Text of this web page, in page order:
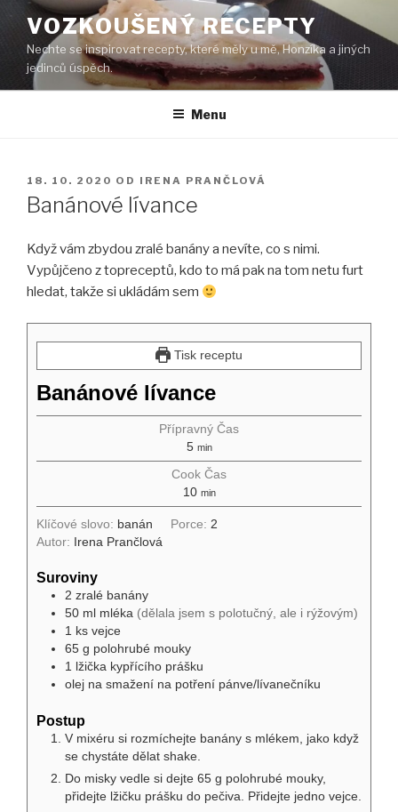
obsahu
webu
VOZKOUŠENÝ RECEPTY
Nechte se inspirovat recepty, které měly u mě, Honzíka a jiných
jedinců úspěch.
Menu
PUBLIKOVÁNO
18. 10. 2020 OD IRENA PRANČLOVÁ
Banánové lívance
Když vám zbydou zralé banány a nevíte, co s nimi.
Vypůjčeno z topreceptů, kdo to má pak na tom netu furt
hledat, takže si ukládám sem
Tisk receptu
Banánové lívance
Přípravný Čas
5 min
Cook Čas
10 min
Klíčové slovo: banán Porce: 2
Autor:
Irena Prančlová
Suroviny
2 zralé banány
50 ml mléka (dělala jsem s polotučný, ale i rýžovým)
1 ks vejce
65 g polohrubé mouky
1 lžička kypřícího prášku
olej na smažení na potření pánve/lívanečníku
Postup
V mixéru si rozmíchejte banány s mlékem, jako když
se chystáte dělat shake.
Do misky vedle si dejte 65 g polohrubé mouky,
přidejte lžičku prášku do pečiva. Přidejte jedno vejce.